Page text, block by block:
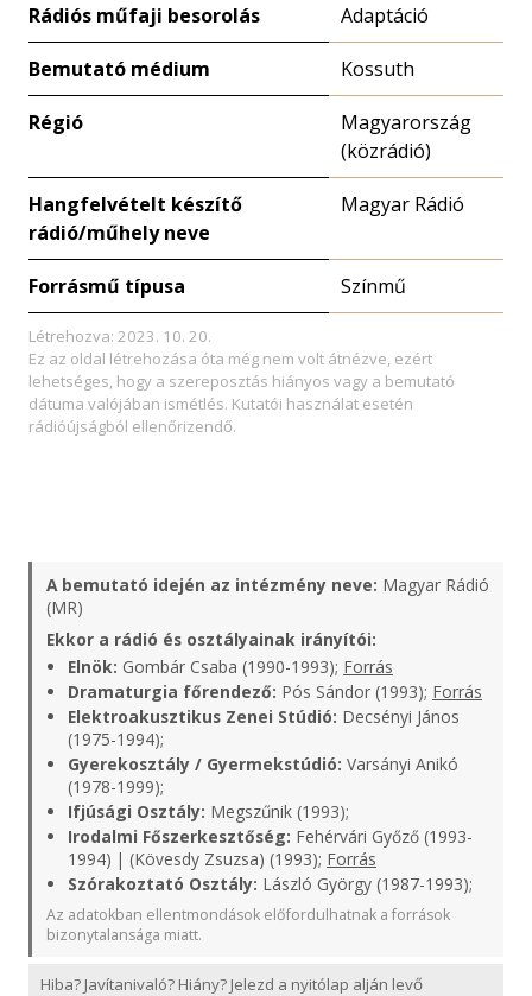
Rádiós műfaji besorolás Adaptáció
Bemutató médium Kossuth
Régió
Magyarország
(közrádió)
Hangfelvételt készítő
rádió/műhely neve
Magyar Rádió
Forrásmű típusa Színmű
Létrehozva: 2023. 10. 20.
Ez az oldal létrehozása óta még nem volt átnézve, ezért
lehetséges, hogy a szereposztás hiányos vagy a bemutató
dátuma valójában ismétlés. Kutatói használat esetén
rádióújságból ellenőrizendő.
A bemutató idején az intézmény neve: Magyar Rádió
(MR)
Ekkor a rádió és osztályainak irányítói:
Elnök: Gombár Csaba (1990-1993); Forrás
Dramaturgia főrendező: Pós Sándor (1993); Forrás
Elektroakusztikus Zenei Stúdió: Decsényi János
(1975-1994);
Gyerekosztály / Gyermekstúdió: Varsányi Anikó
(1978-1999);
Ifjúsági Osztály: Megszűnik (1993);
Irodalmi Főszerkesztőség: Fehérvári Győző (1993-
1994) | (Kövesdy Zsuzsa) (1993); Forrás
Szórakoztató Osztály: László György (1987-1993);
Az adatokban ellentmondások előfordulhatnak a források
bizonytalansága miatt.
Hiba? Javítanivaló? Hiány? Jelezd a nyitólap alján levő